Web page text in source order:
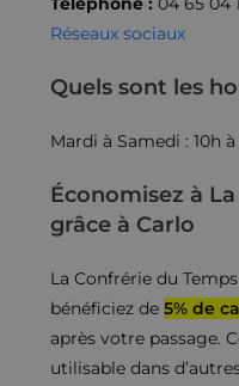
Réseaux sociaux
Quels sont les
Mardi à Samedi : 10h à
Économisez à
grâce à Carlo
La Confrérie du
bénéficiez de5% de
après votre passage.
utilisable dans